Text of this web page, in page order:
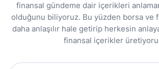
finansal gündeme dair içerikleri
olduğunu biliyoruz. Bu yüzden borsa ve
daha anlaşılır hale getirip herkesin
finansal içerikler